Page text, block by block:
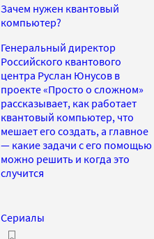
Зачем нужен квантовый
компьютер?
Генеральный директор
Российского квантового
центра Руслан Юнусов в
проекте «Просто о сложном»
рассказывает, как работает
квантовый компьютер, что
мешает его создать, а главное
— какие задачи с его помощью
можно решить и когда это
случится
Сериалы